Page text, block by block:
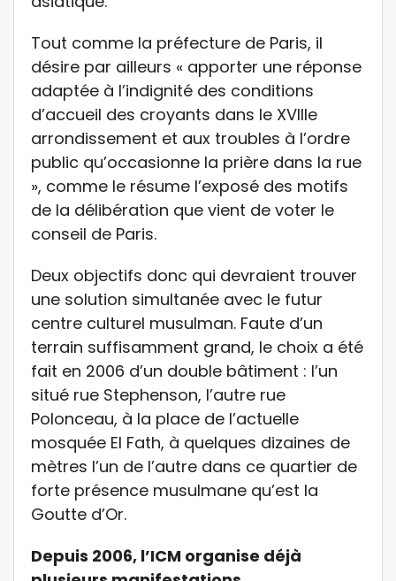
Tout comme la préfecture de Paris, il
désire par ailleurs « apporter une réponse
adaptée à l’indignité des conditions
d’accueil des croyants dans le XVIIIe
arrondissement et aux troubles à l’ordre
public qu’occasionne la prière dans la rue
», comme le résume l’exposé des motifs
de la délibération que vient de voter le
conseil de Paris.
Deux objectifs donc qui devraient trouver
une solution simultanée avec le futur
centre culturel musulman. Faute d’un
terrain suffisamment grand, le choix a été
fait en 2006 d’un double bâtiment : l’un
situé rue Stephenson, l’autre rue
Polonceau, à la place de l’actuelle
mosquée El Fath, à quelques dizaines de
mètres l’un de l’autre dans ce quartier de
forte présence musulmane qu’est la
Goutte d’Or.
Depuis 2006, l’ICM organise déjà